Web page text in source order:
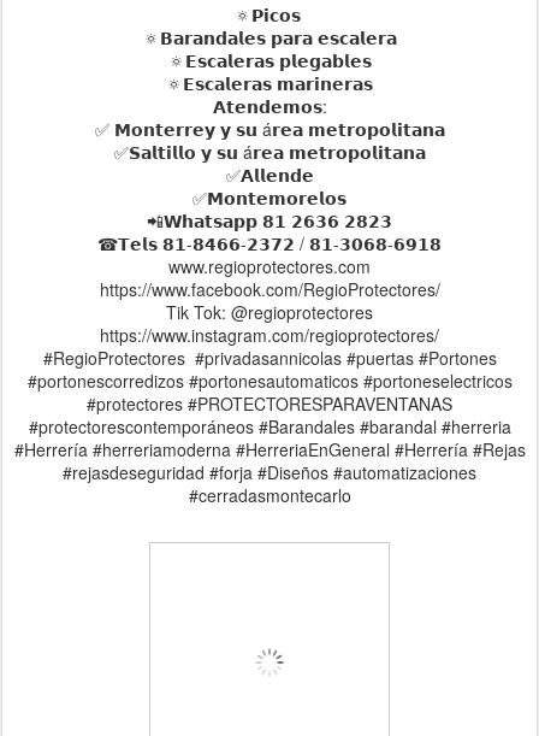
🔅𝗣𝗶𝗰𝗼𝘀
🔅𝗕𝗮𝗿𝗮𝗻𝗱𝗮𝗹𝗲𝘀 𝗽𝗮𝗿𝗮 𝗲𝘀𝗰𝗮𝗹𝗲𝗿𝗮
🔅𝗘𝘀𝗰𝗮𝗹𝗲𝗿𝗮𝘀 𝗽𝗹𝗲𝗴𝗮𝗯𝗹𝗲𝘀
🔅𝗘𝘀𝗰𝗮𝗹𝗲𝗿𝗮𝘀 𝗺𝗮𝗿𝗶𝗻𝗲𝗿𝗮𝘀
𝗔𝘁𝗲𝗻𝗱𝗲𝗺𝗼𝘀:
✅ 𝗠𝗼𝗻𝘁𝗲𝗿𝗿𝗲𝘆 𝘆 𝘀𝘂 á𝗿𝗲𝗮 𝗺𝗲𝘁𝗿𝗼𝗽𝗼𝗹𝗶𝘁𝗮𝗻𝗮
✅𝗦𝗮𝗹𝘁𝗶𝗹𝗹𝗼 𝘆 𝘀𝘂 á𝗿𝗲𝗮 𝗺𝗲𝘁𝗿𝗼𝗽𝗼𝗹𝗶𝘁𝗮𝗻𝗮
✅𝗔𝗹𝗹𝗲𝗻𝗱𝗲
✅𝗠𝗼𝗻𝘁𝗲𝗺𝗼𝗿𝗲𝗹𝗼𝘀
📲𝗪𝗵𝗮𝘁𝘀𝗮𝗽𝗽 𝟴𝟭 𝟮𝟲𝟯𝟲 𝟮𝟴𝟮𝟯
☎𝗧𝗲𝗹𝘀 𝟴𝟭-𝟴𝟰𝟲𝟲-𝟮𝟯𝟳𝟮 / 𝟴𝟭-𝟯𝟬𝟲𝟴-𝟲𝟵𝟭𝟴
www.regioprotectores.com
https://www.facebook.com/RegioProtectores/
Tik Tok: @regioprotectores
https://www.instagram.com/regioprotectores/
#RegioProtectores #privadasannicolas #puertas #Portones
#portonescorredizos #portonesautomaticos #portoneselectricos
#protectores #PROTECTORESPARAVENTANAS
#protectorescontemporáneos #Barandales #barandal #herreria
#Herrería #herreriamoderna #HerreriaEnGeneral #Herrería #Rejas
#rejasdeseguridad #forja #Diseños #automatizaciones
#cerradasmontecarlo